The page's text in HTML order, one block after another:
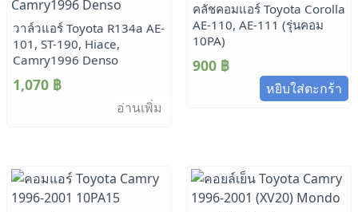
วาล์วแอร์ Toyota R134a AE-
101, ST-190, Hiace,
Camry1996 Denso
1,070 ฿
อ่านเพิ่ม
คลัชคอมแอร์ Toyota Corolla
AE-110, AE-111 (รุ่นคอม
10PA)
900 ฿
หยิบใส่ตะกร้า